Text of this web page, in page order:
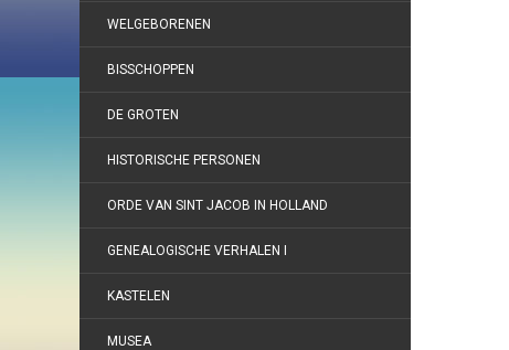
WELGEBORENEN
BISSCHOPPEN
DE GROTEN
HISTORISCHE PERSONEN
ORDE VAN SINT JACOB IN HOLLAND
GENEALOGISCHE VERHALEN I
KASTELEN
MUSEA